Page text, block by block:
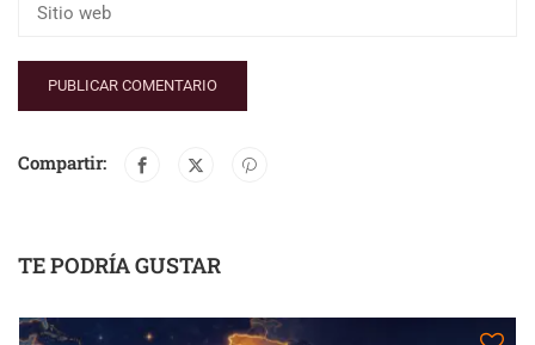
Compartir:
TE PODRÍA GUSTAR